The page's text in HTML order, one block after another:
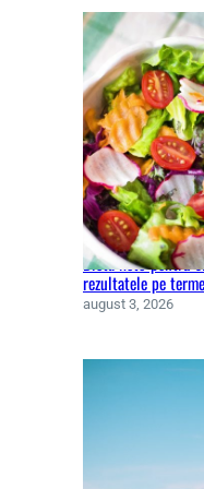
Dieta keto pentru
rezultatele pe
august 3, 2026